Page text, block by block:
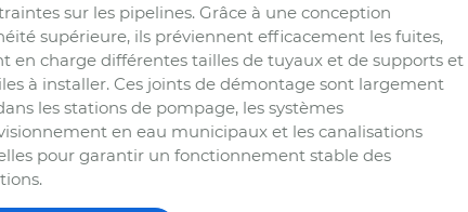
sur les pipelines. Grâce à une conception
supérieure, ils préviennent efficacement les fuites,
en charge différentes tailles de tuyaux et de supports et
à installer. Ces joints de démontage sont largement
les stations de pompage, les systèmes
en eau municipaux et les canalisations
pour garantir un fonctionnement stable des